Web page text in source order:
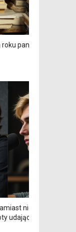
pandemii
nich
udające, że